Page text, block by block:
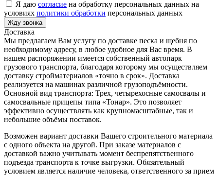
Я даю согласие на обработку персональных данных на
условиях политики обработки персональных данных
Жду звонка
Доставка
Мы предлагаем Вам услугу по доставке песка и щебня по
необходимому адресу, в любое удобное для Вас время. В
нашем распоряжении имеется собственный автопарк
грузового транспорта, благодаря которому мы осуществляем
доставку стройматериалов «точно в срок». Доставка
реализуется на машинах различной грузоподъёмности.
Основной вид транспорта: Трех, четырехосные самосвалы и
самосвальные прицепы типа «Тонар». Это позволяет
эффективно осуществлять как крупномасштабные, так и
небольшие объёмы поставок.
Возможен вариант доставки Вашего строительного материала
с одного объекта на другой. При заказе материалов с
доставкой важно учитывать момент беспрепятственного
подъезда транспорта к точке выгрузки. Обязательный
условием является наличие человека, ответственного за прием